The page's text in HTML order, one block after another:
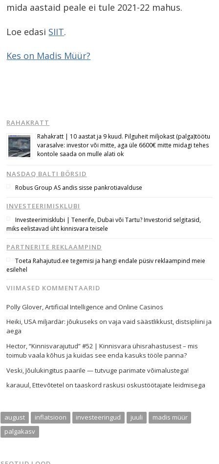
mida aastaid peale ei tule 2021-22 mahus.
Loe edasi SIIT.
Kes on Madis Müür?
RAHAKRATT
Rahakratt | 10 aastat ja 9 kuud. Pilguheit miljokast (palga)töötu
varasalve: investor või mitte, aga üle 6600€ mitte midagi tehes
kontole saada on mulle alati ok
NASDAQ BALTI BÖRSID
Robus Group AS andis sisse pankrotiavalduse
INVESTEERIMISKLUBI
Investeerimisklubi | Tenerife, Dubai või Tartu? Investorid selgitasid,
miks eelistavad üht kinnisvara teisele
PARTNERITE REKLAAMPIND
Toeta Rahajutud.ee tegemisi ja hangi endale püsiv reklaampind meie
esilehel
VIIMASED KOMMENTAARID
Polly Glover ,Artificial Intelligence and Online Casinos
Heiki,USA miljardär: jõukuseks on vaja vaid säästlikkust, distsipliini ja
aega
Hector,“Kinnisvarajutud” #52 | Kinnisvara ühisrahastusest – mis
toimub vaala kõhus ja kuidas see enda kasuks tööle panna?
Veski ,Jõulukingitus paarile — tutvuge parimate võimalustega!
karauul,Ettevõtetel on taaskord raskusi oskustöötajate leidmisega
august inflatsioon investeeringud juuli
madis müür
palgakasv
Navigeerimine